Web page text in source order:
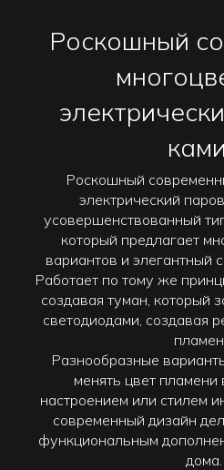
Роскошный
Роскошный
электрический
усовершенствованный
который предлагает
вариантов и элегантный
Работает по тому же
создавая туман, который
светодиодами, создавая
Разнообразные
менять цвет пламени
настроением или стилем
современный дизайн
функциональным
дома.